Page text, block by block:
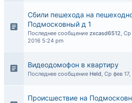
Сбили пешехода на
Подмосковный д 1
Последнее сообщение zxcasd6512, Ср
2016 5:24 pm
Видеодомофон в квартиру
Последнее сообщение Held, Ср фев
Происшествие на